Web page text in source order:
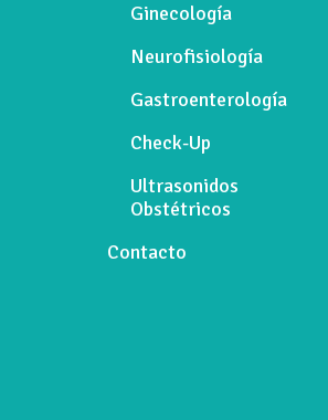
Ginecología
Neurofisiología
Gastroenterología
Check-Up
Ultrasonidos
Obstétricos
Contacto